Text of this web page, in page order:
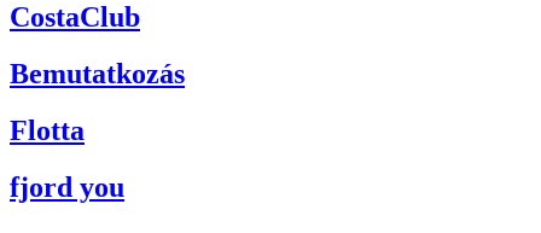
CostaClub
Bemutatkozás
Flotta
fjord you